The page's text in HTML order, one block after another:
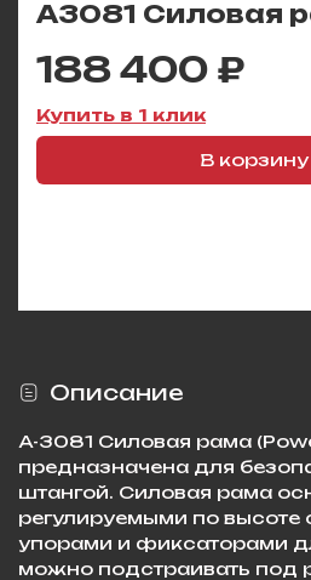
A3081 Силовая
188 400 ₽
Купить в 1 клик
В корзину
Описание
A-3081 Силовая рама
предназначена для
штангой. Силовая рама
регулируемыми по высоте
упорами и фиксаторами
можно подстраивать под